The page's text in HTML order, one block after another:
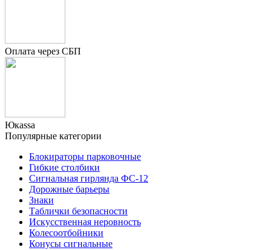
Оплата через СБП
Юкаssа
Популярные категории
Блокираторы парковочные
Гибкие столбики
Сигнальная гирлянда ФС-12
Дорожные барьеры
Знаки
Таблички безопасности
Искусственная неровность
Колесоотбойники
Конусы сигнальные